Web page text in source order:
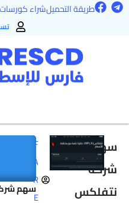
طريقة التحميلشراء كورسات T
e
F
a
سهم
شركة
نتفلكس
R
سهم